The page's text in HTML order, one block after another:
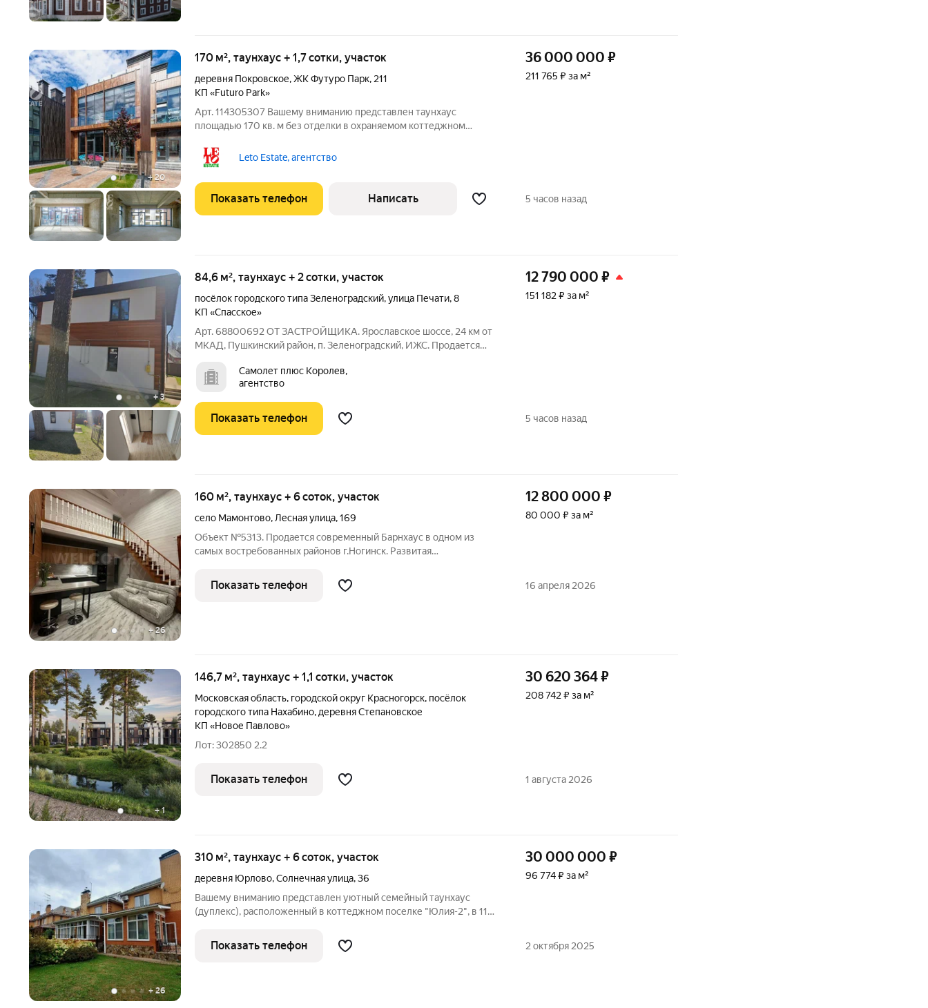
+20
170 м², таунхаус + 1,7 сотки, участок
деревня Покровское,ЖК Футуро Парк, 211
КП «Futuro Park»
Арт. 114305307 Вашему вниманию представлен таунхаус
площадью 170 кв. м без отделки в охраняемом коттеджном
Новорижскому шоссе. Таунхаус продается без отделки, оставляя
максимум возможностей для
Leto Estate, агентство
36 000 000 ₽
211 765 ₽ за м²
Показать телефон Написать 5 часов назад
+3
84,6 м², таунхаус + 2 сотки, участок
посёлок городского типа Зеленоградский,улица Печати,8
КП «Спасское»
Арт. 68800692 ОТ ЗАСТРОЙЩИКА. Ярославское шоссе, 24 км от
МКАД, Пушкинский район, п. Зеленоградский, ИЖС. Продается
построен из газосиликатных блоков, перекрытие монолитная
плита, окна
Самолет плюс Королев,
агентство
12 790 000 ₽
151 182 ₽ за м²
Показать телефон 5 часов назад
+26
160 м², таунхаус + 6 соток, участок
село Мамонтово, Лесная улица,169
Объект №5313. Продается современный Барнхаус в одном из
самых востребованных районов г.Ногинск. Развитая
стационар, остановки общественного транспорта в несколько
направлений. До школы
12 800 000 ₽
80 000 ₽ за м²
Показать телефон 16 апреля 2026
+1
146,7 м², таунхаус + 1,1 сотки, участок
Московская область, городской округ Красногорск, посёлок
городского типа Нахабино, деревня Степановское
КП «Новое Павлово»
Лот: 302850 2.2
30 620 364₽
208 742 ₽ за м²
Показать телефон 1 августа 2026
+26
310 м², таунхаус + 6 соток, участок
деревня Юрлово,Солнечная улица,36
Вашему вниманию представлен уютный семейный таунхаус
(дуплекс), расположенный в коттеджном поселке "Юлия-2", в 11
построен из кирпича. Фундамент: монолитная плита; крыша:
металлочерепица.
30 000 000 ₽
96 774 ₽ за м²
Показать телефон 2 октября 2025